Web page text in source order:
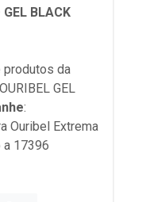
GEL BLACK
produtos da
GEL
:
Ouribel Extrema
a 17396